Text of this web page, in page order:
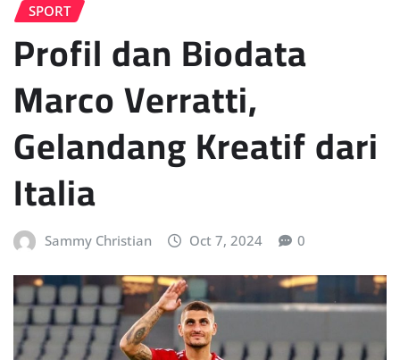
SPORT
Profil dan Biodata
Marco Verratti,
Gelandang Kreatif dari
Italia
Sammy Christian Oct 7, 2024 0